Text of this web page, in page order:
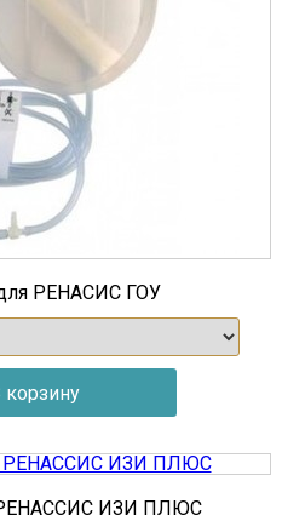
РЕНАСИС ГОУ
РЕНАССИС ИЗИ ПЛЮС